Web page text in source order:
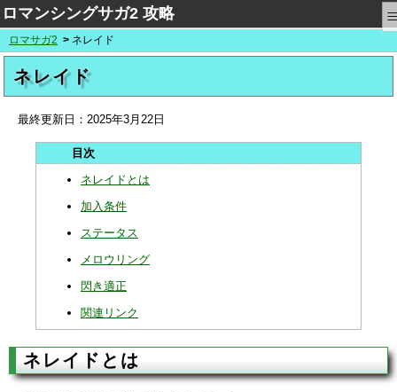
ロマンシングサガ2 攻略
ロマサガ2 ネレイド
ネレイド
最終更新日： 2025年3月22日
ネレイドとは
加入条件
ステータス
メロウリング
閃き適正
関連リンク
ネレイドとは